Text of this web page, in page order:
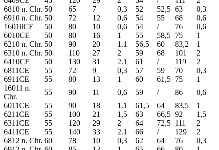
6810 n. Chr. 50 65 7 0,3 52 52,5 63
0,3
6910 n. Chr. 50 72 12 0,6 54 55 68
0,6
16010CE
50 80 10 0,6 54 / 76
0,6
6010CE
50 80 16 1 55 58,5 75
1
6210 n. Chr. 50 90 20 1.1 56,5 60 83,2
1
6310 n. Chr. 50 110 27 2 59 68 101
2
6410CE
50 130 31 2.1 61 / 119
2
6811CE
55 72 9 0,3 57 59 70
0,3
6911CE
55 80 13 1 60 61,5 75
1
16011 n.
Chr.
55 90 11 0,6 59 / 86
0,6
6011CE
55 90 18 1.1 61,5 64 83,5
1
6211CE
55 100 21 1,5 63 66,5 92
1,5
6311CE
55 120 29 2 64 72,5 111
2
6411CE
55 140 33 2.1 66 / 129
2
6812 n. Chr. 60 78 10 0,3 62 64 76
0,3